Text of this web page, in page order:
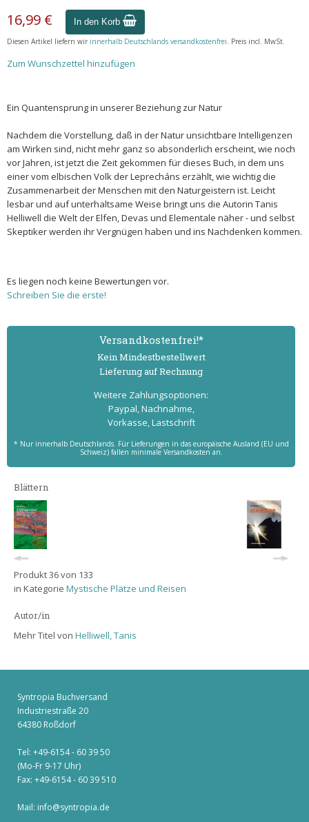
16,99 € In den Korb
Diesen Artikel liefern wir innerhalb Deutschlands versandkostenfrei. Preis incl. MwSt.
Zum Wunschzettel hinzufügen
Ein Quantensprung in unserer Beziehung zur Natur
Nachdem die Vorstellung, daß in der Natur unsichtbare Intelligenzen
am Wirken sind, nicht mehr ganz so absonderlich erscheint, wie noch
vor Jahren, ist jetzt die Zeit gekommen für dieses Buch, in dem uns
einer vom elbischen Volk der Leprecháns erzählt, wie wichtig die
Zusammenarbeit der Menschen mit den Naturgeistern ist. Leicht
lesbar und auf unterhaltsame Weise bringt uns die Autorin Tanis
Helliwell die Welt der Elfen, Devas und Elementale näher - und selbst
Skeptiker werden ihr Vergnügen haben und ins Nachdenken kommen.
Es liegen noch keine Bewertungen vor.
Schreiben Sie die erste!
Versand­kostenfrei!*
Kein Mindest­bestell­wert
Lieferung auf Rechnung
Weitere Zahlungs­optionen:
Paypal, Nachnahme,
Vorkasse, Lastschrift
* Nur innerhalb Deutschlands. Für Lieferungen in das europäische Ausland (EU und
Schweiz) fallen minimale Versandkosten an.
Blättern
Produkt 36 von 133
in Kategorie Mystische Plätze und Reisen
Autor/in
Mehr Titel von Helliwell, Tanis
Syntropia Buchversand
Industriestraße 20
64380 Roßdorf
Tel: +49-6154 - 60 39 50
(Mo-Fr 9-17 Uhr)
Fax: +49-6154 - 60 39 510
Mail: info@syntropia.de